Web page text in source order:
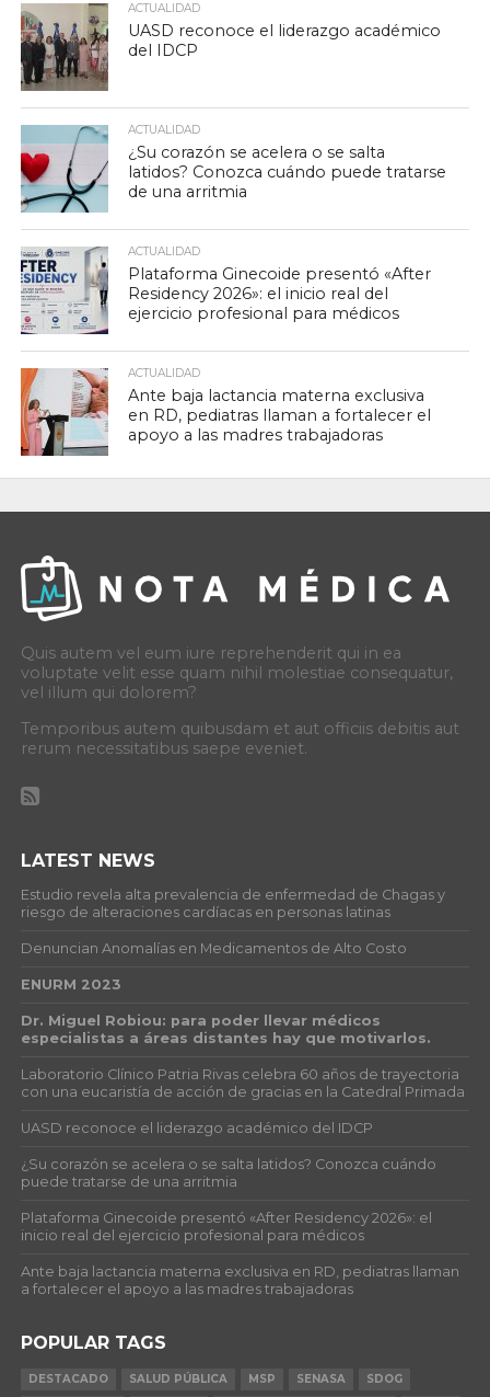
ACTUALIDAD
UASD reconoce el liderazgo académico
del IDCP
ACTUALIDAD
¿Su corazón se acelera o se salta
latidos? Conozca cuándo puede tratarse
de una arritmia
ACTUALIDAD
Plataforma Ginecoide presentó «After
Residency 2026»: el inicio real del
ejercicio profesional para médicos
ACTUALIDAD
Ante baja lactancia materna exclusiva
en RD, pediatras llaman a fortalecer el
apoyo a las madres trabajadoras
Quis autem vel eum iure reprehenderit qui in ea
voluptate velit esse quam nihil molestiae consequatur,
vel illum qui dolorem?
Temporibus autem quibusdam et aut officiis debitis aut
rerum necessitatibus saepe eveniet.
LATEST NEWS
Estudio revela alta prevalencia de enfermedad de Chagas y
riesgo de alteraciones cardíacas en personas latinas
Denuncian Anomalías en Medicamentos de Alto Costo
ENURM 2023
Dr. Miguel Robiou: para poder llevar médicos
especialistas a áreas distantes hay que motivarlos.
Laboratorio Clínico Patria Rivas celebra 60 años de trayectoria
con una eucaristía de acción de gracias en la Catedral Primada
UASD reconoce el liderazgo académico del IDCP
¿Su corazón se acelera o se salta latidos? Conozca cuándo
puede tratarse de una arritmia
Plataforma Ginecoide presentó «After Residency 2026»: el
inicio real del ejercicio profesional para médicos
Ante baja lactancia materna exclusiva en RD, pediatras llaman
a fortalecer el apoyo a las madres trabajadoras
POPULAR TAGS
DESTACADO SALUD PÚBLICA MSP SENASA SDOG